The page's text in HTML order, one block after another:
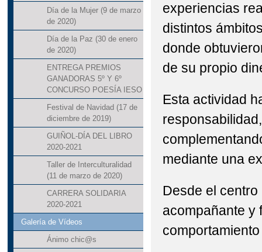
Día de la Mujer (9 de marzo
de 2020)
Día de la Paz (30 de enero
de 2020)
ENTREGA PREMIOS
GANADORAS 5º Y 6º
CONCURSO POESÍA IESO
Festival de Navidad (17 de
diciembre de 2019)
GUIÑOL-DÍA DEL LIBRO
2020-2021
Taller de Interculturalidad
(11 de marzo de 2020)
CARRERA SOLIDARIA
2020-2021
Galería de Vídeos
Ánimo chic@s
experiencias
distintos
donde
de su propio
Esta actividad
mediante una
Desde el
acompañante y